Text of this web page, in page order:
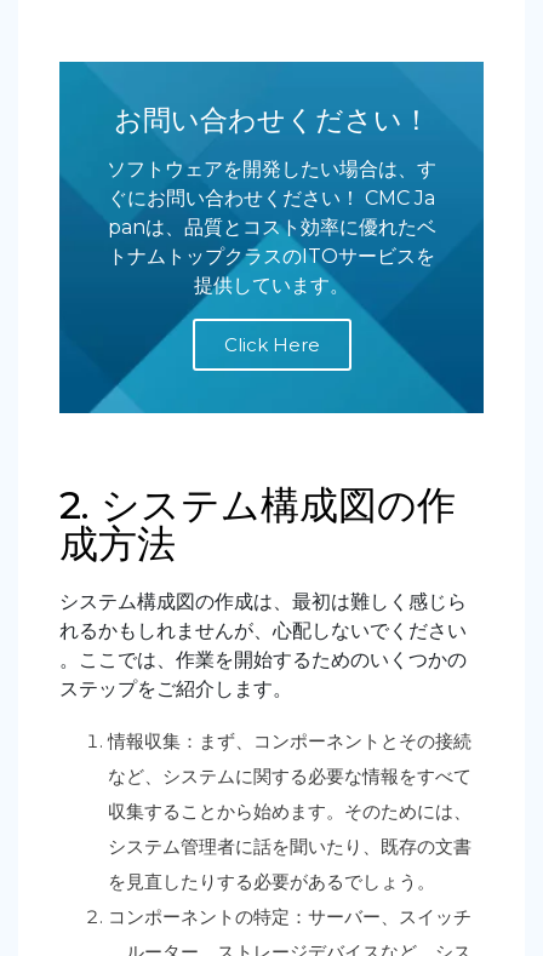
お問い合わせください！
ソフトウェアを開発したい場合は、す
ぐにお問い合わせください！ CMC Ja
panは、品質とコスト効率に優れたベ
トナムトップクラスのITOサービスを
提供しています。
Click Here
2. システム構成図の作
成方法
システム構成図の作成は、最初は難しく感じら
れるかもしれませんが、心配しないでください
。ここでは、作業を開始するためのいくつかの
ステップをご紹介します。
情報収集：まず、コンポーネントとその接続
など、システムに関する必要な情報をすべて
収集することから始めます。そのためには、
システム管理者に話を聞いたり、既存の文書
を見直したりする必要があるでしょう。
コンポーネントの特定：サーバー、スイッチ